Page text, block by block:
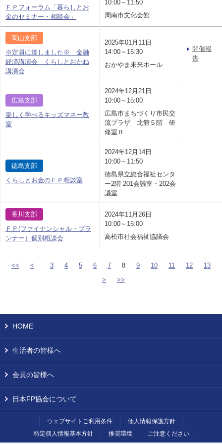
ＦＰフォーラム「暮らしとお
金のセミナー・相談会」
10:00～11:50
周南市文化会館
岡山支部
※定員に達しました※ 金融
経済講演会 くらしとおかね
講演会
2025年01月11日
14:00～15:30
おかやま未来ホール
開催報
告
広島支部
楽しく学べるキッズマネー教
室
2024年12月21日
10:00～15:00
広島市まちづくり市民交
流プラザ 北館５階 研
修室Ｂ
徳島支部
くらしとお金のＦＰ相談室
2024年12月14日
10:00～11:50
徳島県立総合福祉センタ
ー2階 201会議室・202会
議室
香川支部
ＦＰ(ファイナンシャル・プラ
ンナー）個別相談会
2024年11月26日
10:00～15:00
高松市社会福祉協議会
<< < 3 4 5 6 7 8 9 10 11 12
13
>
>>
HOME
生活者の皆様へ
会員の皆様へ
日本FP協会について
ウェブサイトご利用条件
個人情報保護方針
特定個人情報基本方針
推奨環境 ご注意ください